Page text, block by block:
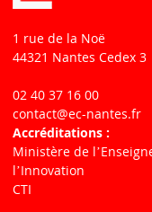
1 rue de la Noë
44321 Nantes Cedex 3
02 40 37 16 00
contact@ec-nantes.fr
Accréditations :
Ministère de
lʼInnovation
CTI